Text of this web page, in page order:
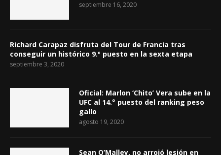
septiembre 16, 2020
Richard Carapaz disfruta del Tour de Francia tras
conseguir un histórico 9.º puesto en la sexta etapa
septiembre 3, 2020
Oficial: Marlon ‘Chito’ Vera sube en la
UFC al 14.° puesto del ranking peso
gallo
agosto 19, 2020
Sean O’Malley, no arrojó lesión en